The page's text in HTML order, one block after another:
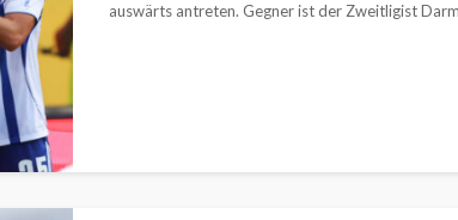
auswärts antreten. Gegner ist der Zweitligist